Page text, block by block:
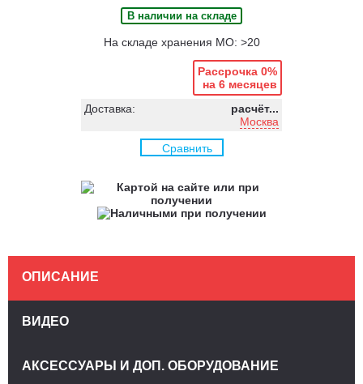
В наличии на складе
На складе хранения МО: >20
Рассрочка 0%
на 6 месяцев
Доставка:
расчёт...
Москва
Сравнить
ОПИСАНИЕ
ВИДЕО
АКСЕССУАРЫ И ДОП. ОБОРУДОВАНИЕ